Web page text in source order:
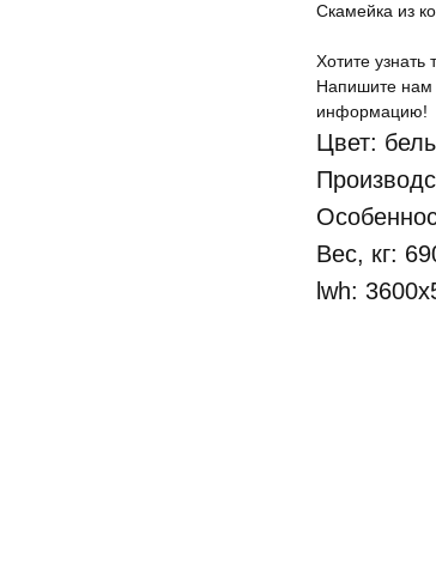
Скамейка из
Хотите узнать
Напишите нам
информацию!
Цвет:
Вес, кг:
lwh: